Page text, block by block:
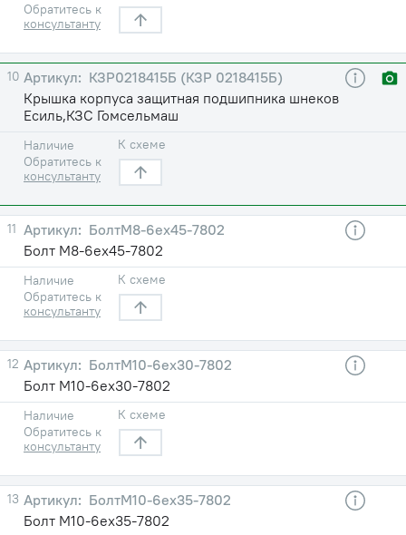
Обратитесь к
консультанту
10
КЗР0218415Б (КЗР 0218415Б)
Крышка корпуса защитная подшипника шнеков
Есиль,КЗС Гомсельмаш
Наличие
Обратитесь к
консультанту
К схеме
11
БолтМ8-6eх45-7802
Болт М8-6eх45-7802
Наличие
Обратитесь к
консультанту
К схеме
12
БолтМ10-6eх30-7802
Болт М10-6eх30-7802
Наличие
Обратитесь к
консультанту
К схеме
13
БолтМ10-6eх35-7802
Болт М10-6eх35-7802